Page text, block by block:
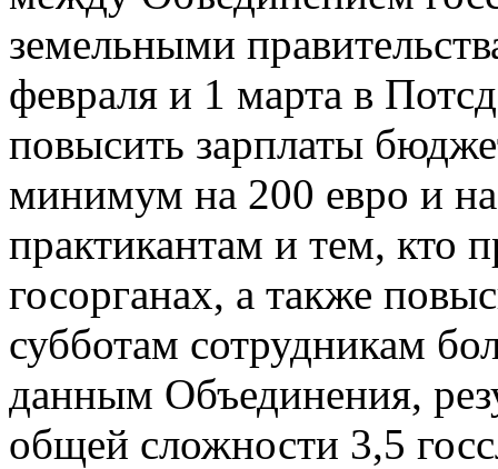
земельными
февраля и 1 марта в
повысить зарплаты
минимум на 200 евро и
практикантам и тем, кто
госорганах, а также
субботам сотрудникам
данным Объединения,
общей сложности 3,5